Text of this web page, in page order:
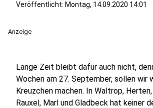
Veröffentlicht: Montag, 14.09.2020 14:01
Anzeige
Lange Zeit bleibt dafür auch nicht,
Wochen am 27. September, sollen wir
Kreuzchen machen. In Waltrop,
Rauxel, Marl und Gladbeck hat keiner